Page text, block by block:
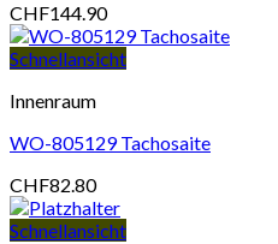
CHF144.90
Schnellansicht
Innenraum
WO-805129 Tachosaite
CHF82.80
Schnellansicht